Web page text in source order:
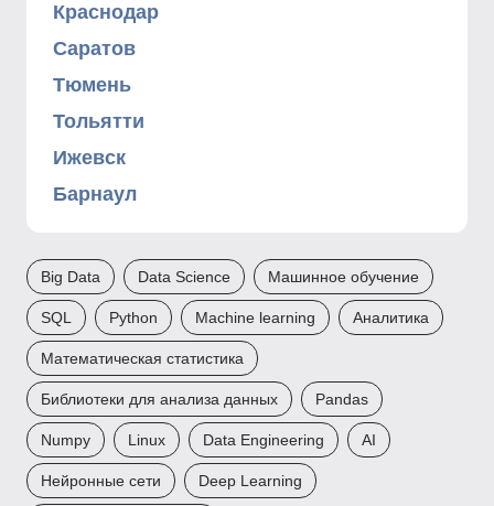
Краснодар
Саратов
Тюмень
Тольятти
Ижевск
Барнаул
Big Data Data Science Машинное обучение
SQL Python Machine learning Аналитика
Математическая статистика
Библиотеки для анализа данных Pandas
Numpy Linux Data Engineering AI
Нейронные сети Deep Learning